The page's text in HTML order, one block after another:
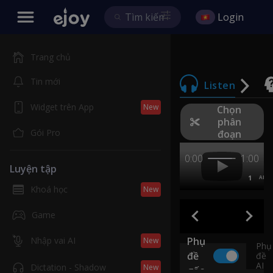
Trang chủ
Tin mới
Widget trên App New
Gói Pro
Luyện tập
Khoá học New
Game
Nhập vai AI New
Dictation - Shadow New
Login
Listen
Chọn
phân
đoạn
0:00
1:00
1 AB
Phụ
đề
Phụ
đề
AI